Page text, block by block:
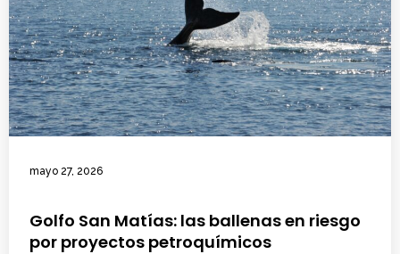
mayo 27, 2026
Golfo San Matías: las ballenas en riesgo
por proyectos petroquímicos